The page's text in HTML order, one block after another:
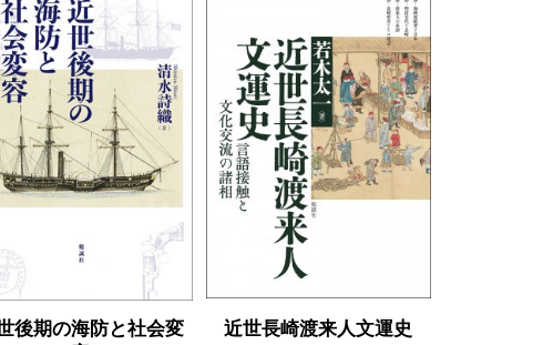
後期の海防と社会変
近世長崎渡来人文運史